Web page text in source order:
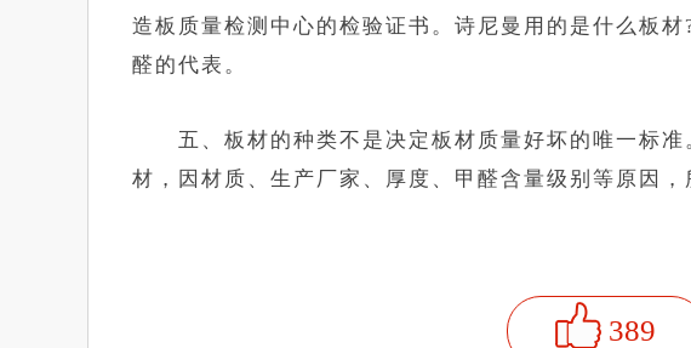
造板质量检测中心的检验证书。诗尼曼用的是什么板
醛的代表。
五、板材的种类不是决定板材质量好坏的唯一标准
材，因材质、生产厂家、厚度、甲醛含量级别等原因，
389